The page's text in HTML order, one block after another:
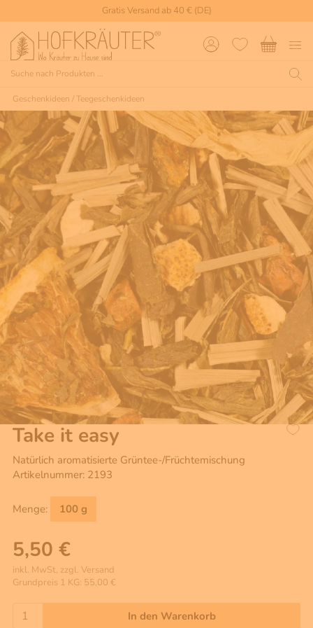
Gratis Versand ab 40 € (DE)
Geschenkideen / Teegeschenkideen
Take it easy
Natürlich aromatisierte Grüntee-/Früchtemischung
Artikelnummer: 2193
Menge: 100 g
5,50 €
inkl. MwSt, zzgl. Versand
Grundpreis 1 KG: 55,00 €
In den Warenkorb